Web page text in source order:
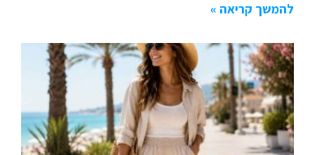
להמשך קריאה »